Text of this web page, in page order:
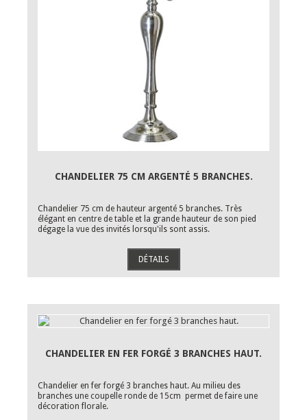
CHANDELIER 75 CM ARGENTÉ 5 BRANCHES.
Chandelier 75 cm de hauteur argenté 5 branches. Très
élégant en centre de table et la grande hauteur de son pied
dégage la vue des invités lorsqu'ils sont assis.
DÉTAILS
CHANDELIER EN FER FORGÉ 3 BRANCHES HAUT.
Chandelier en fer forgé 3 branches haut. Au milieu des
branches une coupelle ronde de 15cm permet de faire une
décoration florale.